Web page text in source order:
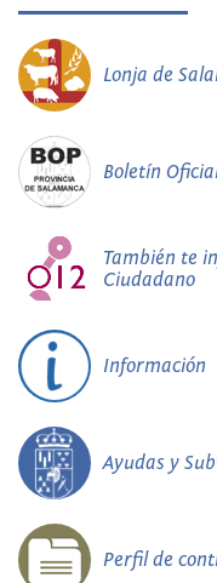
Lonja de
Boletín
También te
Ciudadano
Información
Ayudas y
Perfil de